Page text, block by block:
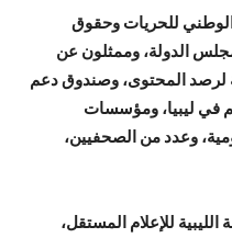
للحريات وحقوق
الدولة، وممثلون عن
لرصد المحتوى، وصندوق دعم
في ليبيا، ومؤسسات
وعدد من الصحفيين،
للإعلام المستقل،